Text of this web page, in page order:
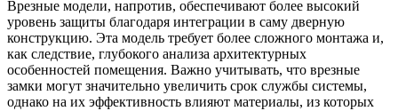
Врезные модели, напротив, обеспечивают более высокий
уровень защиты благодаря интеграции в саму дверную
конструкцию. Эта модель требует более сложного монтажа и,
как следствие, глубокого анализа архитектурных
особенностей помещения. Важно учитывать, что врезные
замки могут значительно увеличить срок службы системы,
однако на их эффективность влияют материалы, из которых